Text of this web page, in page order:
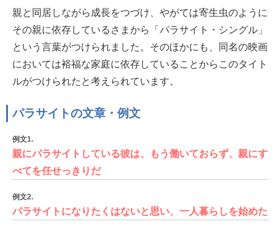
親と同居しながら成長をつづけ、やがては寄生虫のように
その親に依存しているさまから「パラサイト・シングル」
という言葉がつけられました。そのほかにも、同名の映画
においては裕福な家庭に依存していることからこのタイト
ルがつけられたと考えられています。
パラサイトの文章・例文
例文1.
親にパラサイトしている彼は、もう働いておらず、親にす
べてを任せっきりだ
例文2.
パラサイトになりたくはないと思い、一人暮らしを始めた